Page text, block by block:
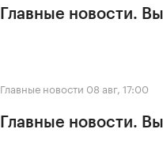
Главные новости.
Главные новости 08 авг, 17:00
Главные новости.